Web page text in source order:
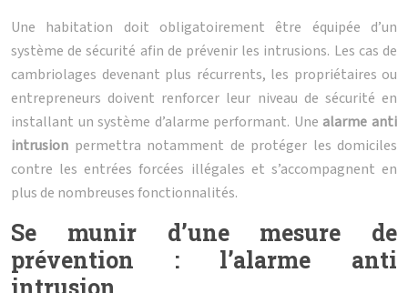
Une habitation doit obligatoirement être équipée d’un
système de sécurité afin de prévenir les intrusions. Les cas de
cambriolages devenant plus récurrents, les propriétaires ou
entrepreneurs doivent renforcer leur niveau de sécurité en
installant un système d’alarme performant. Unealarme anti
intrusion permettra notamment de protéger les domiciles
contre les entrées forcées illégales et s’accompagnent en
plus de nombreuses fonctionnalités.
Se munir d’une mesure de
prévention : l’alarme anti